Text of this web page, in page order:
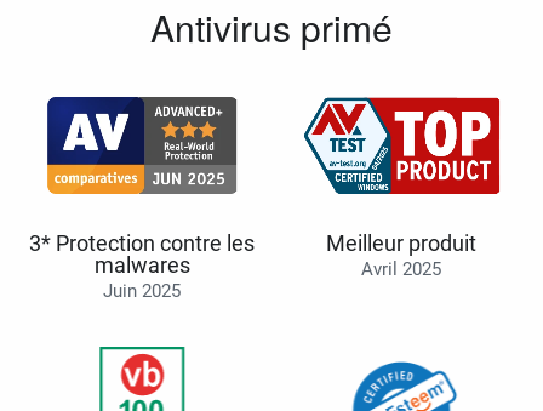
Antivirus primé
3* Protection contre les
malwares
Juin 2025
Meilleur produit
Avril 2025